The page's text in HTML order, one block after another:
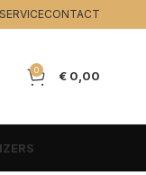
CONTACT
0 € 0,00